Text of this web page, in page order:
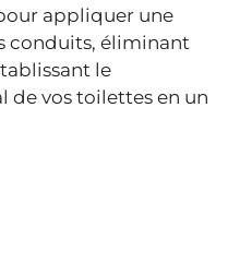
appliquer une
conduits, éliminant
le
vos toilettes en un